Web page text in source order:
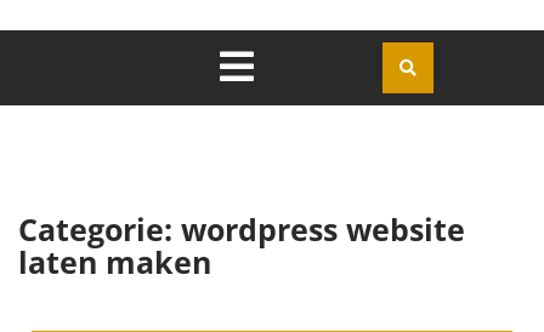
Openen
Categorie: wordpress website
laten maken